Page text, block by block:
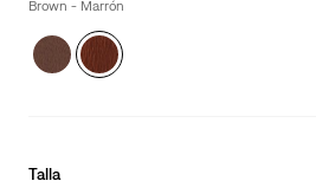
Brown - Marrón
Talla